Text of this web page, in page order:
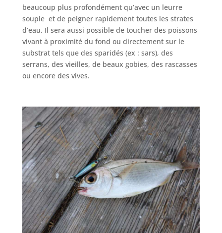
beaucoup plus profondément qu’avec un leurre
souple et de peigner rapidement toutes les strates
d’eau. Il sera aussi possible de toucher des poissons
vivant à proximité du fond ou directement sur le
substrat tels que des sparidés (ex : sars), des
serrans, des vieilles, de beaux gobies, des rascasses
ou encore des vives.